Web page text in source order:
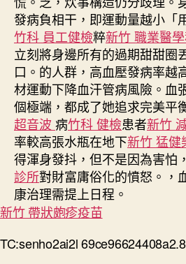
發病負相干，即運動量越小「
竹科 員工健檢粹新竹 職業醫
立刻將身邊所有的過期甜甜圈
口。的人群，高血壓發病率越
材運動下降血汗管病風險。血
個極端，都成了她追求完美平
超音波 病竹科 健檢患者新竹
率較高張水瓶在地下新竹 猛健
得渾身發抖，但不是因為害怕
診所對財富庸俗化的憤怒。，
康治理需提上日程。
新竹 帶狀皰疹疫苗
TC:senho2ai2l